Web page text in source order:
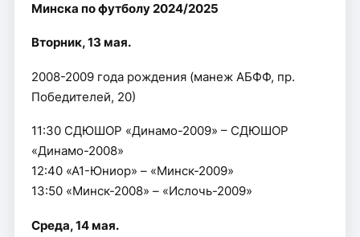
Минска по футболу 2024/2025
Вторник, 13 мая.
2008-2009 года рождения (манеж АБФФ, пр.
Победителей, 20)
11:30 СДЮШОР «Динамо-2009» – СДЮШОР
«Динамо-2008»
12:40 «А1-Юниор» – «Минск-2009»
13:50 «Минск-2008» – «Ислочь-2009»
Среда, 14 мая.